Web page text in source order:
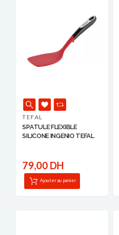
TEFAL
SPATULE FLEXIBLE
SILICONE INGENIO TEFAL
79,00 DH
Ajouter au panier